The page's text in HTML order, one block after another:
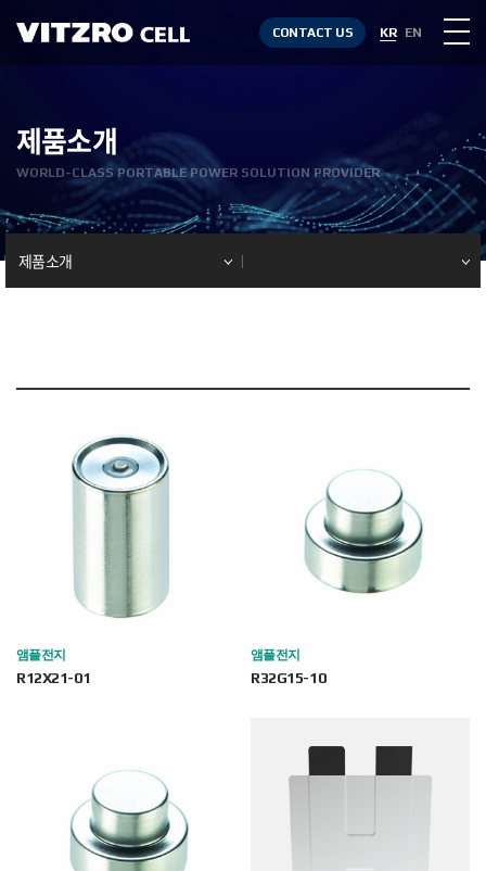
CONTACT US KR EN
제품소개
WORLD-CLASS PORTABLE POWER SOLUTION PROVIDER
제품소개
앰플전지
R12X21-01
앰플전지
R32G15-10